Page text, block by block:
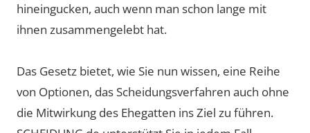
hineingucken, auch wenn man schon lange mit
ihnen zusammengelebt hat.
Das Gesetz bietet, wie Sie nun wissen, eine Reihe
von Optionen, das Scheidungsverfahren auch ohne
die Mitwirkung des Ehegatten ins Ziel zu führen.